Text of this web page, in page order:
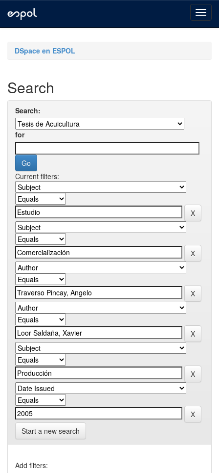
navigationDSpace en ESPOL
Search
Search:
for
Current filters:
Start a new search
Add filters: